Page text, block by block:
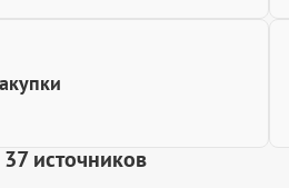
источников